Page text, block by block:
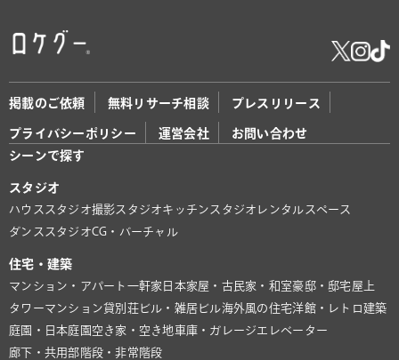
掲載のご依頼 無料リサーチ相談 プレスリリース
プライバシーポリシー 運営会社
お問い合わせ
シーンで探す
スタジオ
ハウススタジオ撮影スタジオキッチンスタジオ レンタルスペース
ダンススタジオCG・バーチャル
住宅・建築
マンション・アパート 一軒家 日本家屋・古民家・和室豪邸・邸宅屋上
タワーマンション貸別荘ビル・雑居ビル海外風の住宅洋館・レトロ建築
庭園・日本庭園 空き家・空き地 車庫・ガレージ エレベーター
廊下・共用部 階段・非常階段